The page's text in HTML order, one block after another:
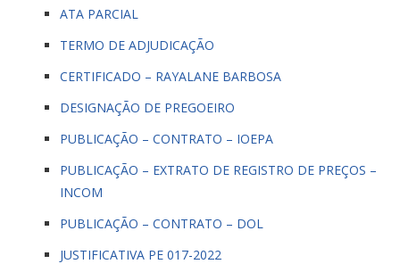
ATA PARCIAL
TERMO DE ADJUDICAÇÃO
CERTIFICADO – RAYALANE BARBOSA
DESIGNAÇÃO DE PREGOEIRO
PUBLICAÇÃO – CONTRATO – IOEPA
PUBLICAÇÃO – EXTRATO DE REGISTRO DE PREÇOS –
INCOM
PUBLICAÇÃO – CONTRATO – DOL
JUSTIFICATIVA PE 017-2022